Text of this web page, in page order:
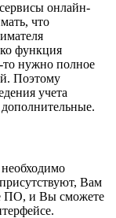
онлайн-
что
функция
то нужно полное
Поэтому
учета
Вам
ПО, и Вы сможете